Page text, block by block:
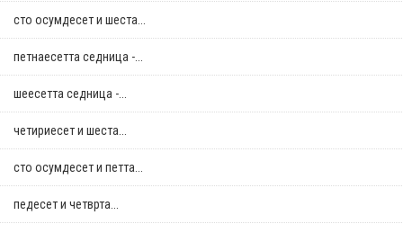
сто осумдесет и шеста...
петнаесетта седница -...
шеесетта седница -...
четириесет и шеста...
сто осумдесет и петта...
педесет и четврта...